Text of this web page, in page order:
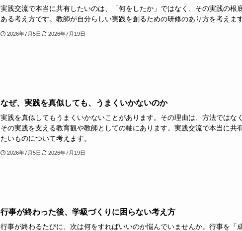
実践交流で本当に共有したいのは、「何をしたか」ではなく、その実践の根
ある考え方です。教師が自分らしい実践を創るための研修のあり方を考えます
2026年7月5日 2026年7月19日
なぜ、実践を真似しても、うまくいかないのか
実践を真似してもうまくいかないことがあります。その理由は、方法ではなく
その実践を支える教育観や教師としての軸にあります。実践交流で本当に共
たいものについて考えます。
2026年7月5日 2026年7月19日
行事が終わった後、学級づくりに困らない考え方
行事が終わるたびに、次は何をすればいいのか悩んでいませんか。行事を「